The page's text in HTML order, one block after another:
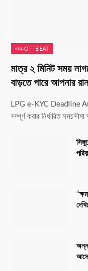
খবর-OFFBEAT
মাত্র ২ মিনিট সময়
বাড়তে পারে আপনার
LPG e-KYC Deadline
সম্পূর্ণ করার নির্ধারিত